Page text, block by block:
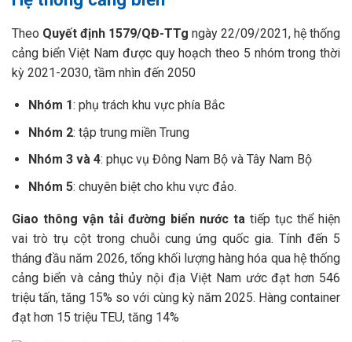
Theo Quyết định 1579/QĐ-TTg ngày 22/09/2021, hệ thống
cảng biển Việt Nam được quy hoạch theo 5 nhóm trong thời
kỳ 2021-2030, tầm nhìn đến 2050
Nhóm 1: phụ trách khu vực phía Bắc
Nhóm 2: tập trung miền Trung
Nhóm 3 và 4: phục vụ Đông Nam Bộ và Tây Nam Bộ
Nhóm 5: chuyên biệt cho khu vực đảo.
Giao thông vận tải đường biển nước ta tiếp tục thể hiện
vai trò trụ cột trong chuỗi cung ứng quốc gia. Tính đến 5
tháng đầu năm 2026, tổng khối lượng hàng hóa qua hệ thống
cảng biển và cảng thủy nội địa Việt Nam ước đạt hơn 546
triệu tấn, tăng 15% so với cùng kỳ năm 2025. Hàng container
đạt hơn 15 triệu TEU, tăng 14%